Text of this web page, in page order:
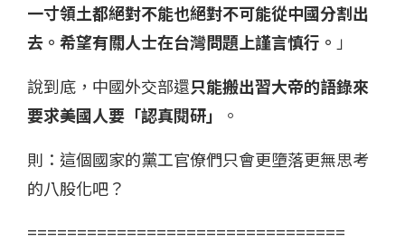
一寸領土都絕對不能也絕對不可能從中國分割出
去。希望有關人士在台灣問題上謹言慎行。 」
說到底，中國外交部還只能搬出習大帝的語錄來
要求美國人要「認真閱研」
。
則：這個國家的黨工官僚們只會更墮落更無思考
的八股化吧？
================================